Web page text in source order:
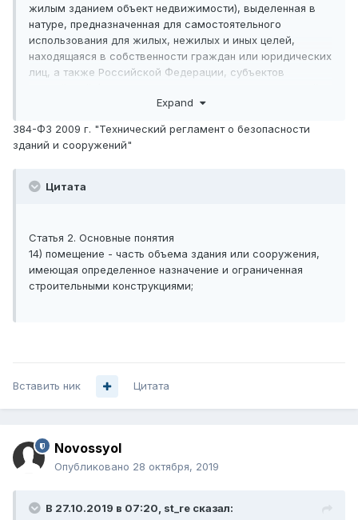
жилым зданием объект недвижимости), выделенная в
натуре, предназначенная для самостоятельного
использования для жилых, нежилых и иных целей,
находящаяся в собственности граждан или юридических
лиц, а также Российской Федерации, субъектов
Expand
384-ФЗ 2009 г. "Технический регламент о безопасности
зданий и сооружений"
Цитата
Статья 2. Основные понятия
14) помещение - часть объема здания или сооружения,
имеющая определенное назначение и ограниченная
строительными конструкциями;
Вставить ник Цитата
Novossyol
Опубликовано 28 октября, 2019
В 27.10.2019 в 07:20, st_re сказал: